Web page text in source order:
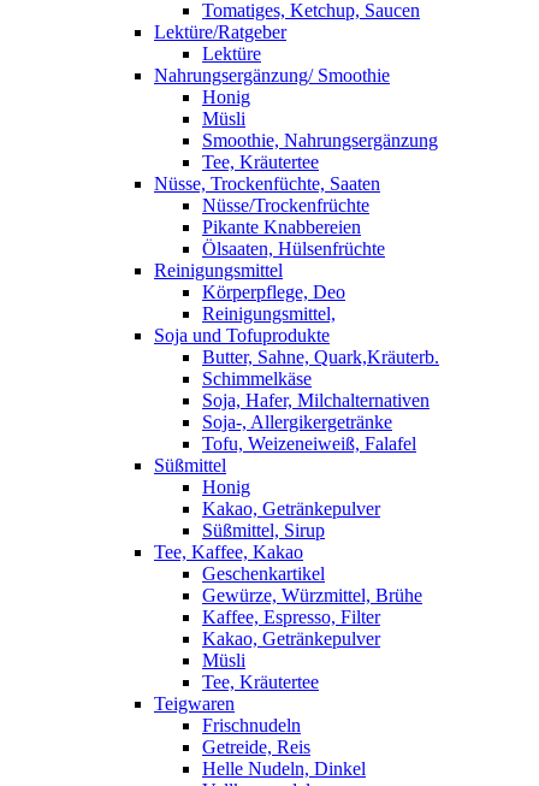
Tomatiges, Ketchup, Saucen
Lektüre/Ratgeber
Lektüre
Nahrungsergänzung/ Smoothie
Honig
Müsli
Smoothie, Nahrungsergänzung
Tee, Kräutertee
Nüsse, Trockenfüchte, Saaten
Nüsse/Trockenfrüchte
Pikante Knabbereien
Ölsaaten, Hülsenfrüchte
Reinigungsmittel
Körperpflege, Deo
Reinigungsmittel,
Soja und Tofuprodukte
Butter, Sahne, Quark,Kräuterb.
Schimmelkäse
Soja, Hafer, Milchalternativen
Soja-, Allergikergetränke
Tofu, Weizeneiweiß, Falafel
Süßmittel
Honig
Kakao, Getränkepulver
Süßmittel, Sirup
Tee, Kaffee, Kakao
Geschenkartikel
Gewürze, Würzmittel, Brühe
Kaffee, Espresso, Filter
Kakao, Getränkepulver
Müsli
Tee, Kräutertee
Teigwaren
Frischnudeln
Getreide, Reis
Helle Nudeln, Dinkel